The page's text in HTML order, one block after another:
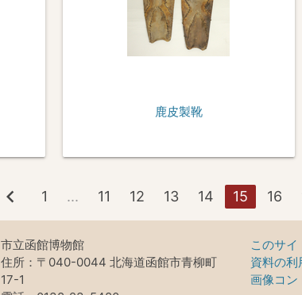
鹿皮製靴
chevron_left 1 ... 11 12 13 14 15 16
市立函館博物館
住所：〒040-0044 北海道函館市青柳町
17-1
このサイ
資料の利
画像コン